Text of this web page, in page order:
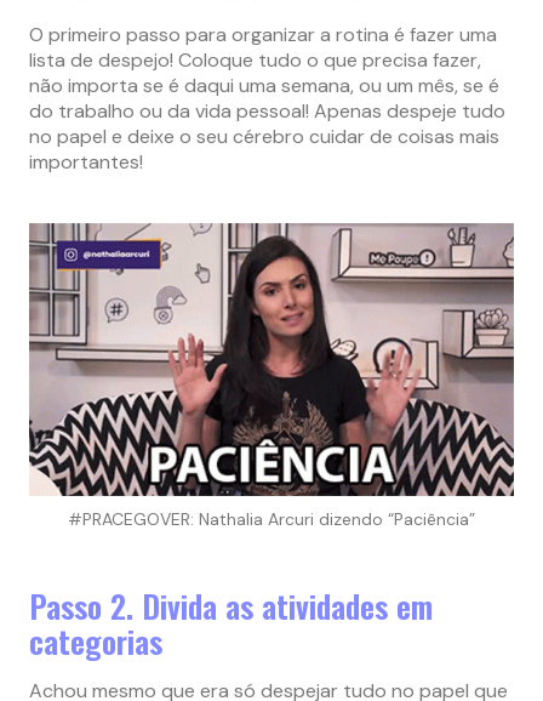
O primeiro passo para organizar a rotina é fazer uma
lista de despejo! Coloque tudo o que precisa fazer,
não importa se é daqui uma semana, ou um mês, se é
do trabalho ou da vida pessoal! Apenas despeje tudo
no papel e deixe o seu cérebro cuidar de coisas mais
importantes!
#PRACEGOVER: Nathalia Arcuri dizendo “Paciência”
Passo 2. Divida as atividades em
categorias
Achou mesmo que era só despejar tudo no papel que